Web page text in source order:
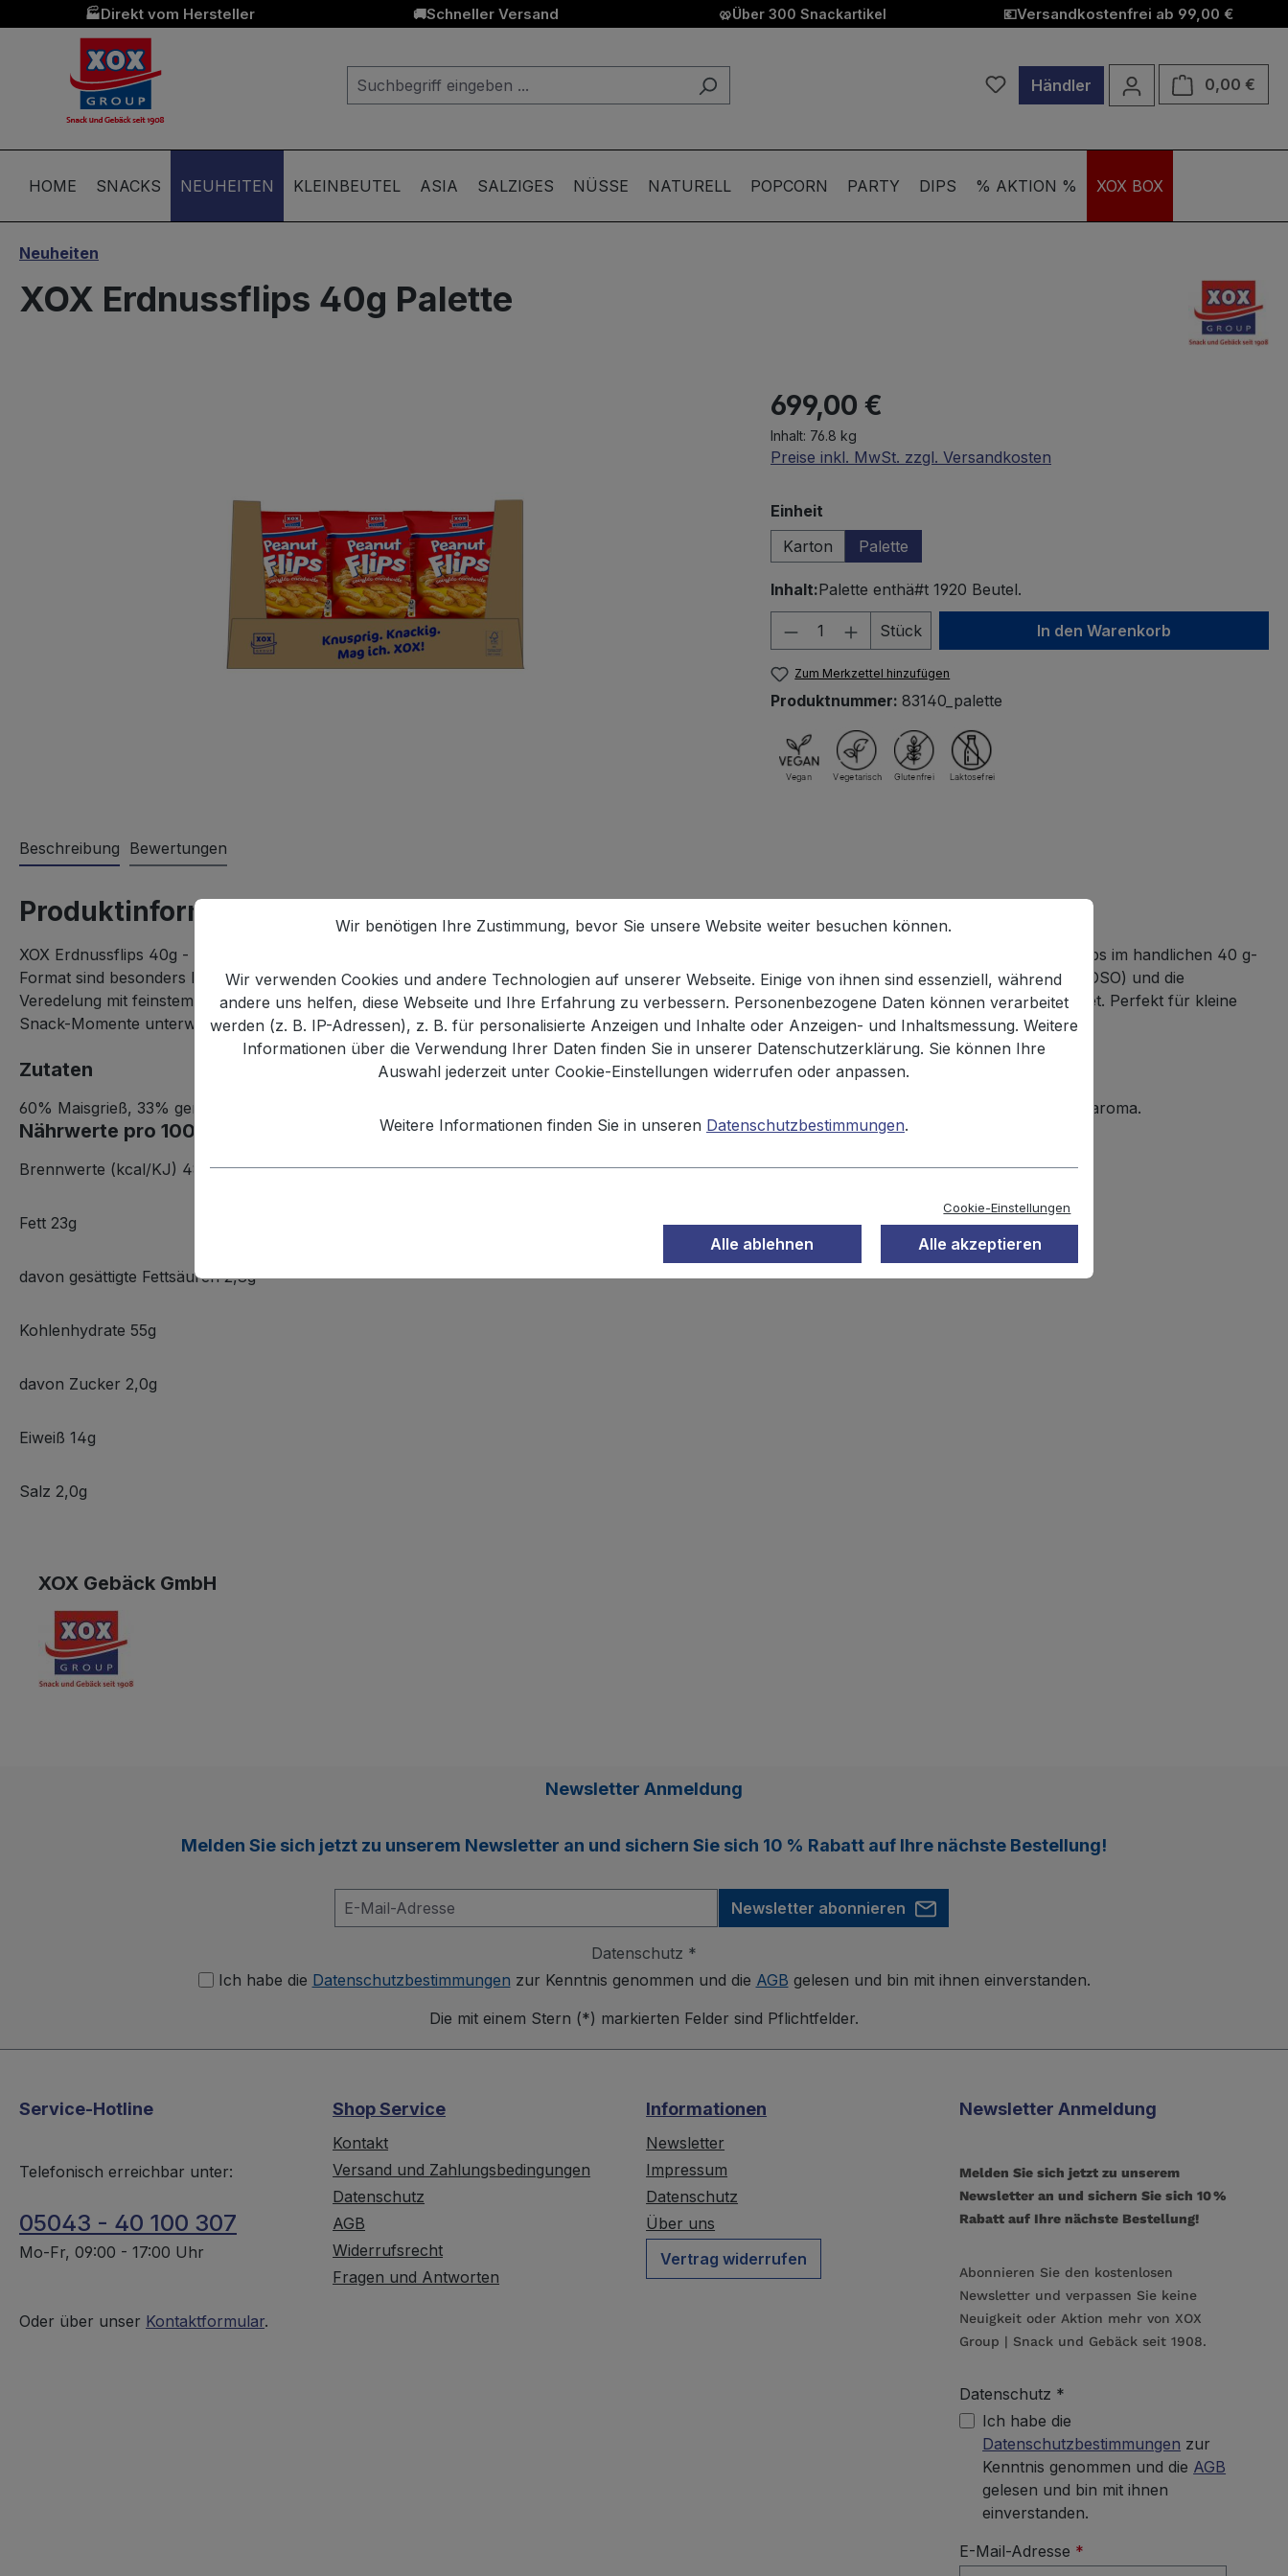
Zur Hauptnavigation springen
🏭Direkt vom Hersteller 🚚Schneller Versand 🥨Über 300 Snackartikel 💶Versandkostenfrei ab 99,00 €
Du hast 0 Produkte auf dem
Händler 0,00 €
HOME SNACKS NEUHEITEN KLEINBEUTEL ASIA SALZIGES NÜSSE NATURELL POPCORN PARTY DIPS % AKTION % XOX BOX
Neuheiten
XOX Erdnussflips 40g Palette
699,00 €
Inhalt: 76.8 kg
Preise inkl. MwSt. zzgl. Versandkosten
Einheit
Karton
Palette
Inhalt:Palette enthä#t 1920 Beutel.
Produkt Anzahl: Gib den gewünschten Wert
Stück In den Warenkorb
Zum Merkzettel hinzufügen
Produktnummer: 83140_palette
Beschreibung Bewertungen
Produktinformationen "XOX Erdnussflips 40g Palette"
XOX Erdnussflips 40g - sind der Snack-Klassiker im Markt! Seit Generationen gehören Erdnussflips zu den beliebtesten Snacks! Die XOX Erdnussflips im handlichen 40 g-
Format sind besonders lecker durch den Anteil an frisch gemahlenen Erdnüssen mit 33%, durch die Verwendung von bestem Sonnenblumenöl (HOSO) und die
Veredelung mit feinstem Meersalz. Die Rezeptur kommt ohne Zuckerzusätze und ohne Zusatzstoffe aus – auch für Veganer und Vegetarier geeignet. Perfekt für kleine
Snack-Momente unterwegs oder zwischendurch!
Zutaten
60% Maisgrieß, 33% gemahlene Erdnüsse, pflanzliche Öle (Sonnenblume, Raps in veränderlichen Gewichtsanteilen), Meersalz, natürliches Pfefferaroma.
Nährwerte pro 100g:
Brennwerte (kcal/KJ) 489/2047
Fett 23g
davon gesättigte Fettsäuren 2,8g
Kohlenhydrate 55g
davon Zucker 2,0g
Eiweiß 14g
Salz 2,0g
XOX Gebäck GmbH
Newsletter Anmeldung
Melden Sie sich jetzt zu unserem Newsletter an und sichern Sie sich 10 % Rabatt auf Ihre nächste Bestellung!
Newsletter abonnieren
Datenschutz *
Ich habe die Datenschutzbestimmungen zur Kenntnis genommen und die AGB gelesen und bin mit ihnen einverstanden.
Die mit einem Stern (*) markierten Felder sind Pflichtfelder.
Service-Hotline
Telefonisch erreichbar unter:
05043 - 40 100 307
Mo-Fr, 09:00 - 17:00 Uhr
Oder über unser Kontaktformular.
Shop Service
Kontakt
Versand und Zahlungsbedingungen
Datenschutz
AGB
Widerrufsrecht
Fragen und Antworten
Informationen
Newsletter
Impressum
Datenschutz
Über uns
Vertrag widerrufen
Newsletter Anmeldung
Melden Sie sich jetzt zu unserem
Newsletter an und sichern Sie sich 10 %
Rabatt auf Ihre nächste Bestellung!
Abonnieren Sie den kostenlosen
Newsletter und verpassen Sie keine
Neuigkeit oder Aktion mehr von XOX
Group | Snack und Gebäck seit 1908.
Datenschutz *
Ich habe die
Datenschutzbestimmungen zur
Kenntnis genommen und die AGB
gelesen und bin mit ihnen
einverstanden.
E-Mail-Adresse *
Wir benötigen Ihre Zustimmung, bevor Sie unsere Website weiter besuchen können.
Wir verwenden Cookies und andere Technologien auf unserer Webseite. Einige von ihnen sind essenziell, während
andere uns helfen, diese Webseite und Ihre Erfahrung zu verbessern. Personenbezogene Daten können verarbeitet
werden (z. B. IP-Adressen), z. B. für personalisierte Anzeigen und Inhalte oder Anzeigen- und Inhaltsmessung. Weitere
Informationen über die Verwendung Ihrer Daten finden Sie in unserer Datenschutzerklärung. Sie können Ihre
Auswahl jederzeit unter Cookie-Einstellungen widerrufen oder anpassen.
Weitere Informationen finden Sie in unseren Datenschutzbestimmungen.
Cookie-Einstellungen
Alle ablehnen Alle akzeptieren